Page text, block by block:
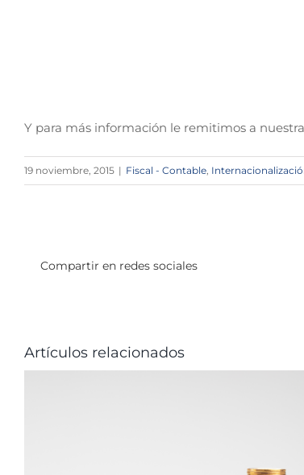
Y para más información le remitimos a
19 noviembre, 2015 | Fiscal - Contable,
Compartir en redes sociales
Artículos relacionados